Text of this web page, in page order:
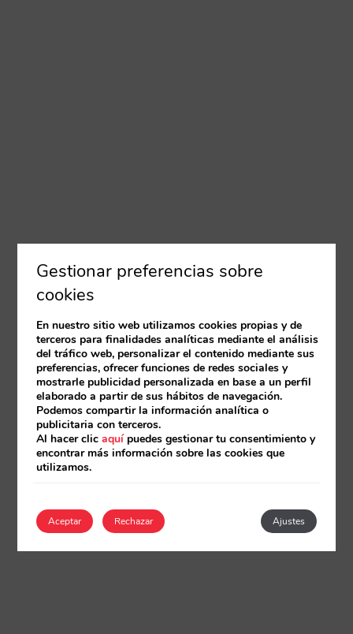
Gestionar preferencias sobre
cookies
En nuestro sitio web utilizamos cookies propias y de
terceros para finalidades analíticas mediante el análisis
del tráfico web, personalizar el contenido mediante sus
preferencias, ofrecer funciones de redes sociales y
mostrarle publicidad personalizada en base a un perfil
elaborado a partir de sus hábitos de navegación.
Podemos compartir la información analítica o
publicitaria con terceros.
Al hacer clicaquípuedes gestionar tu consentimiento y
encontrar más información sobre las cookies que
utilizamos.
Aceptar Ajustes
Rechazar